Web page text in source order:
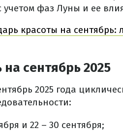
фаз Луны и ее
красоты на
сентябрь 2025
2025 года
и 22 – 30 сентября;